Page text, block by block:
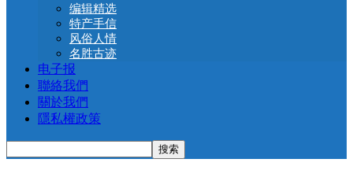
编辑精选
特产手信
风俗人情
名胜古迹
电子报
聯絡我們
關於我們
隱私權政策